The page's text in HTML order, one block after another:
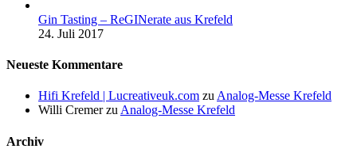
Gin Tasting – ReGINerate aus Krefeld
24. Juli 2017
Neueste Kommentare
Hifi Krefeld | Lucreativeuk.com zuAnalog-Messe Krefeld
Willi CremerzuAnalog-Messe Krefeld
Archiv